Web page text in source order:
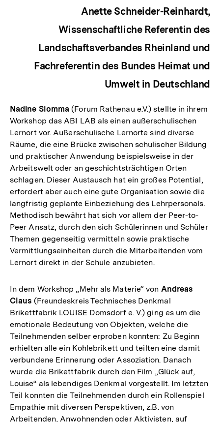
Anette Schneider-Reinhardt,
Wissenschaftliche Referentin des
Landschaftsverbandes Rheinland und
Fachreferentin des Bundes Heimat und
Umwelt in Deutschland
Nadine Slomma(Forum Rathenau e.V.) stellte in ihrem
Workshop das ABI LAB als einen außerschulischen
Lernort vor. Außerschulische Lernorte sind diverse
Räume, die eine Brücke zwischen schulischer Bildung
und praktischer Anwendung beispielsweise in der
Arbeitswelt oder an geschichtsträchtigen Orten
schlagen. Dieser Austausch hat ein großes Potential,
erfordert aber auch eine gute Organisation sowie die
langfristig geplante Einbeziehung des Lehrpersonals.
Methodisch bewährt hat sich vor allem der Peer-to-
Peer Ansatz, durch den sich Schülerinnen und Schüler
Themen gegenseitig vermitteln sowie praktische
Vermittlungseinheiten durch die Mitarbeitenden vom
Lernort direkt in der Schule anzubieten.
In dem Workshop „Mehr als Materie“ von Andreas
Claus (Freundeskreis Technisches Denkmal
Brikettfabrik LOUISE Domsdorf e. V.) ging es um die
emotionale Bedeutung von Objekten, welche die
Teilnehmenden selber erproben konnten: Zu Beginn
erhielten alle ein Kohlebrikett und teilten eine damit
verbundene Erinnerung oder Assoziation. Danach
wurde die Brikettfabrik durch den Film „Glück auf,
Louise“ als lebendiges Denkmal vorgestellt. Im letzten
Teil konnten die Teilnehmenden durch ein Rollenspiel
Empathie mit diversen Perspektiven, z.B. von
Arbeitenden, Anwohnenden oder Aktivisten, auf